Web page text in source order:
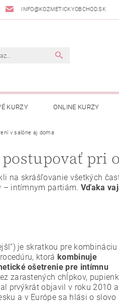
INFO@KOZMETICKYOBCHOD.SK
KURZY ONLINE KURZY
v salóne aj doma
pri
na skrášľovanie všetkých
– intímnym partiám. Vďaka
je skratkou pre kombináciu
ktorá kombinuje
ošetrenie pre intímnu
zarastených chĺpkov,
prvýkrát objavil v roku 2010
a v Európe sa hlási o slovo